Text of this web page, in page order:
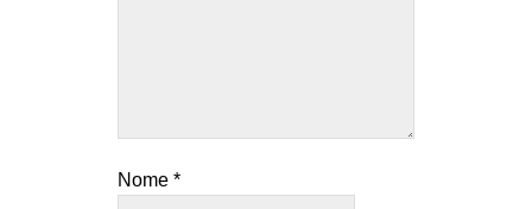
REPRESSIONE
Nome *